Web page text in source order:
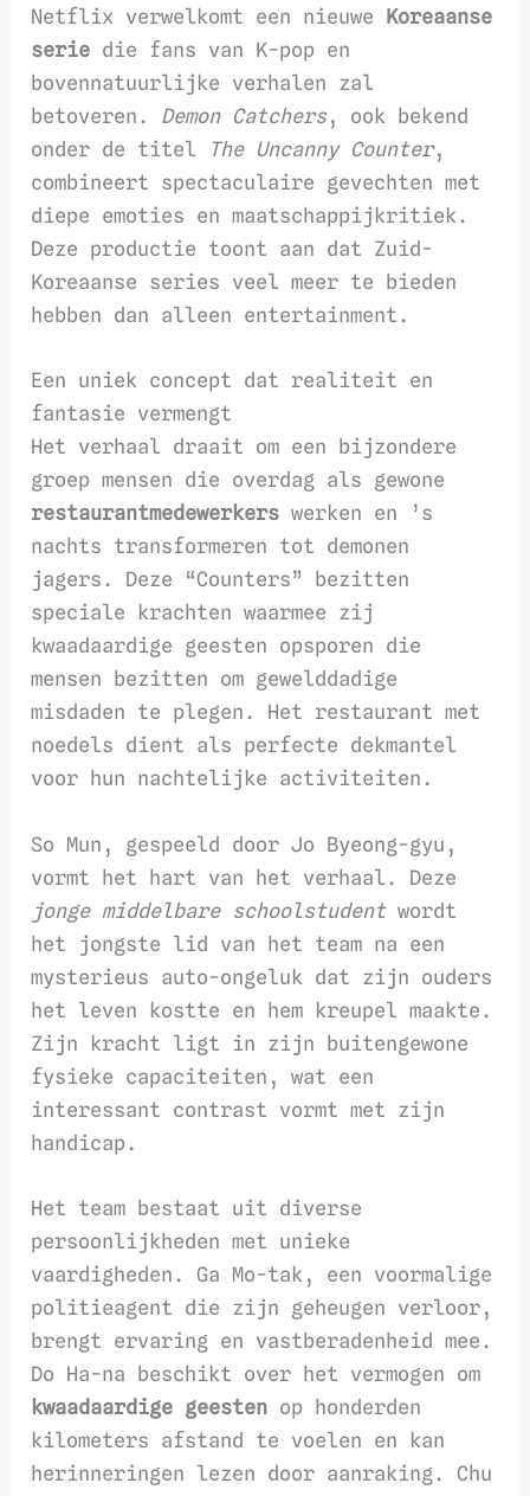
Netflix verwelkomt een nieuwe
Koreaanse
serie die fans van K-pop en
bovennatuurlijke verhalen zal
betoveren. Demon Catchers, ook bekend
onder de titel
The Uncanny Counter,
combineert spectaculaire gevechten met
diepe emoties en maatschappijkritiek.
Deze productie toont aan dat Zuid-
Koreaanse series veel meer te bieden
hebben dan alleen entertainment.
Een uniek concept dat realiteit en
fantasie vermengt
Het verhaal draait om een bijzondere
groep mensen die overdag als gewone
restaurantmedewerkers werken en ’s
nachts transformeren tot demonen
jagers. Deze “Counters” bezitten
speciale krachten waarmee zij
kwaadaardige geesten opsporen die
mensen bezitten om gewelddadige
misdaden te plegen. Het restaurant met
noedels dient als perfecte dekmantel
voor hun nachtelijke activiteiten.
So Mun, gespeeld door Jo Byeong-gyu,
vormt het hart van het verhaal. Deze
jonge middelbare schoolstudentwordt
het jongste lid van het team na een
mysterieus auto-ongeluk dat zijn ouders
het leven kostte en hem kreupel maakte.
Zijn kracht ligt in zijn buitengewone
fysieke capaciteiten, wat een
interessant contrast vormt met zijn
handicap.
Het team bestaat uit diverse
persoonlijkheden met unieke
vaardigheden. Ga Mo-tak, een voormalige
politieagent die zijn geheugen verloor,
brengt ervaring en vastberadenheid mee.
Do Ha-na beschikt over het vermogen om
kwaadaardige geesten op honderden
kilometers afstand te voelen en kan
herinneringen lezen door aanraking. Chu